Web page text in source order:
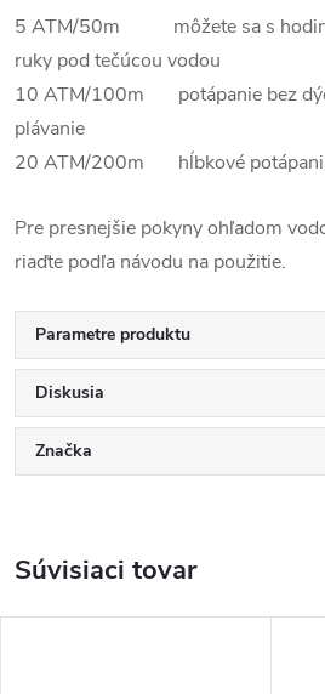
5 ATM/50m môžete sa s
ruky pod tečúcou vodou
10 ATM/100m potápanie bez
plávanie
20 ATM/200m hĺbkové
Pre presnejšie pokyny ohľadom
riaďte podľa návodu na použitie.
Parametre produktu
Diskusia
Značka
Súvisiaci tovar